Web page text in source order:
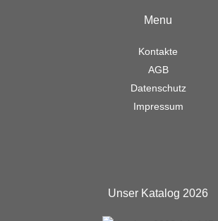
Menu
Kontakte
AGB
Datenschutz
Impressum
Unser Katalog 2026